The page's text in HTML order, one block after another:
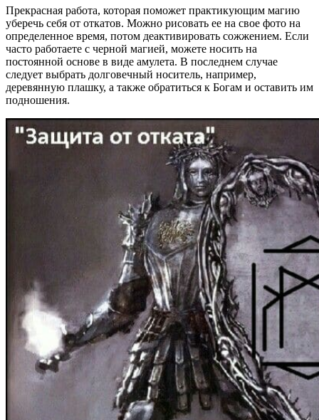
Прекрасная работа, которая поможет практикующим магию
уберечь себя от откатов. Можно рисовать ее на свое фото на
определенное время, потом деактивировать сожжением. Если
часто работаете с черной магией, можете носить на
постоянной основе в виде амулета. В последнем случае
следует выбрать долговечный носитель, например,
деревянную плашку, а также обратиться к Богам и оставить им
подношения.